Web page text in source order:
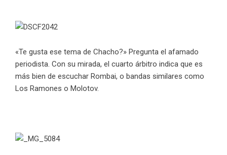
«Te gusta ese tema de Chacho?» Pregunta el afamado
periodista. Con su mirada, el cuarto árbitro indica que es
más bien de escuchar Rombai, o bandas similares como
Los Ramones o Molotov.